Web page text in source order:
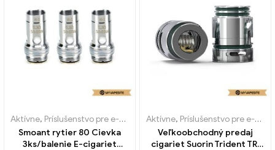
Aktívne, Príslušenstvo pre e-cigarety ,Výparník
Smoant rytier 80 Cievka
3ks/balenie E-cigariet
Aktívne, Príslušenstvo pre e-cigarety
Veľkoobchodný predaj
cigariet Suorin Trident TRI